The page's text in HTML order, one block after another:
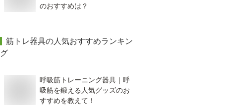
のおすすめは？
筋トレ器具の人気おすすめランキン
グ
呼吸筋トレーニング器具｜呼
吸筋を鍛える人気グッズのお
すすめを教えて！